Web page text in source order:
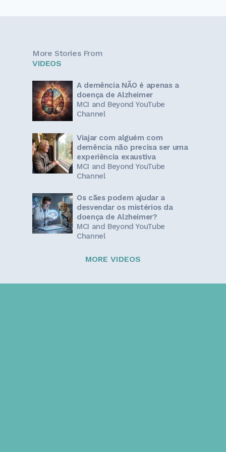
More Stories From
VIDEOS
A demência NÃO é apenas a
doença de Alzheimer
MCI and Beyond YouTube
Channel
Viajar com alguém com
demência não precisa ser uma
experiência exaustiva
MCI and Beyond YouTube
Channel
Os cães podem ajudar a
desvendar os mistérios da
doença de Alzheimer?
MCI and Beyond YouTube
Channel
MORE VIDEOS